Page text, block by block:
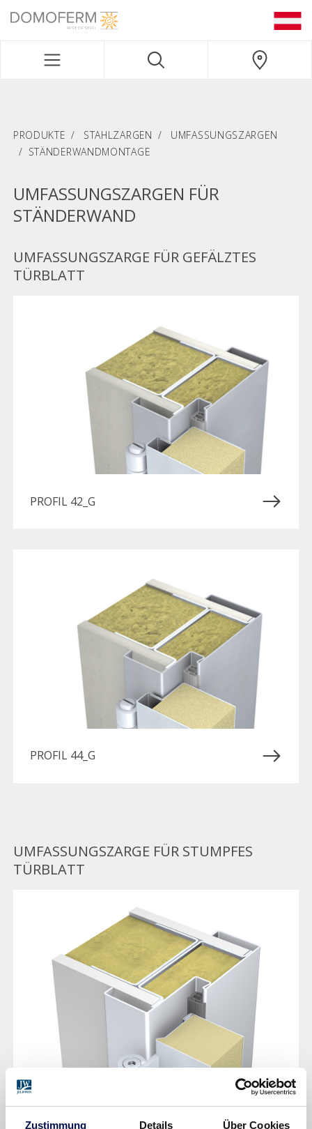
Zustimmung Details Über Cookies
DOMOFERM NAVIGATION
PRODUKTE STAHLZARGEN
UMFASSUNGSZARGEN
STÄNDERWANDMONTAGE
UMFASSUNGSZARGEN FÜR
STÄNDERWAND
UMFASSUNGSZARGE FÜR GEFÄLZTES
TÜRBLATT
PROFIL 42_G
PROFIL 44_G
UMFASSUNGSZARGE FÜR STUMPFES
TÜRBLATT
PROFIL 41_G